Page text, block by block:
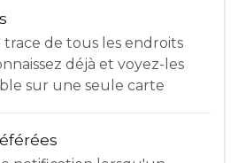
de tous les endroits
déjà et voyez-les
sur une seule carte